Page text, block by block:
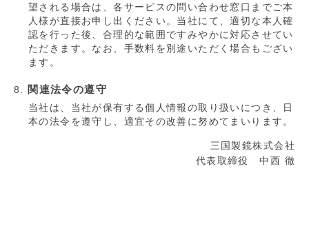
望される場合は、各サービスの問い合わせ窓口までご本
人様が直接お申し出ください。当社にて、適切な本人確
認を行った後、合理的な範囲ですみやかに対応させてい
ただきます。なお、手数料を別途いただく場合もござい
ます。
関連法令の遵守
当社は、当社が保有する個人情報の取り扱いにつき、日
本の法令を遵守し、適宜その改善に努めてまいります。
三国製鏡株式会社
代表取締役 中西 徹